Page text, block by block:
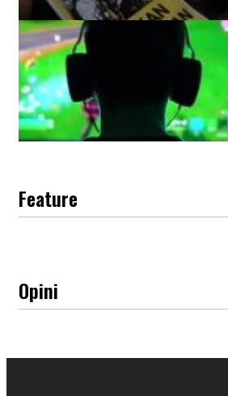
Feature
Opini